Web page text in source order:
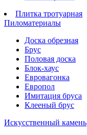
Плитка тротуарная
Пиломатериалы
Доска обрезная
Брус
Половая доска
Блок-хаус
Евровагонка
Европол
Имитация бруса
Клееный брус
Искусственный камень